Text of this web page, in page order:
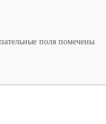
поля помечены